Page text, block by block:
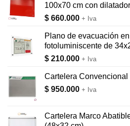
100x70 cm con
$ 660.000 + Iva
Plano de evacuación
fotoluminiscente de
$ 210.000 + Iva
Cartelera
$ 950.000 + Iva
Cartelera Marco